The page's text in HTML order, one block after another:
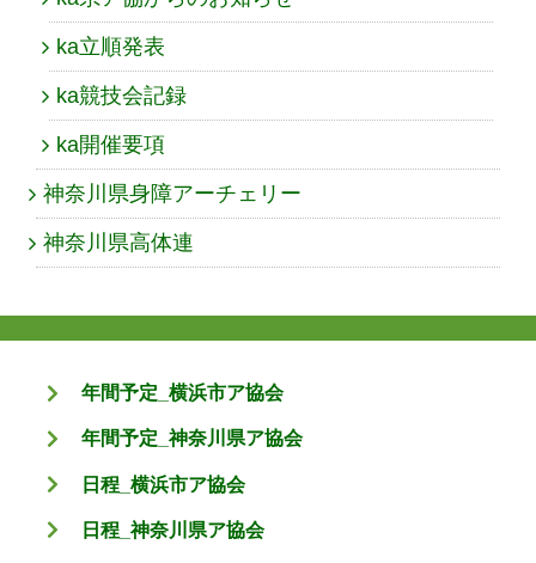
ka立順発表
ka競技会記録
ka開催要項
神奈川県身障アーチェリー
神奈川県高体連
年間予定_横浜市ア協会
年間予定_神奈川県ア協会
日程_横浜市ア協会
日程_神奈川県ア協会